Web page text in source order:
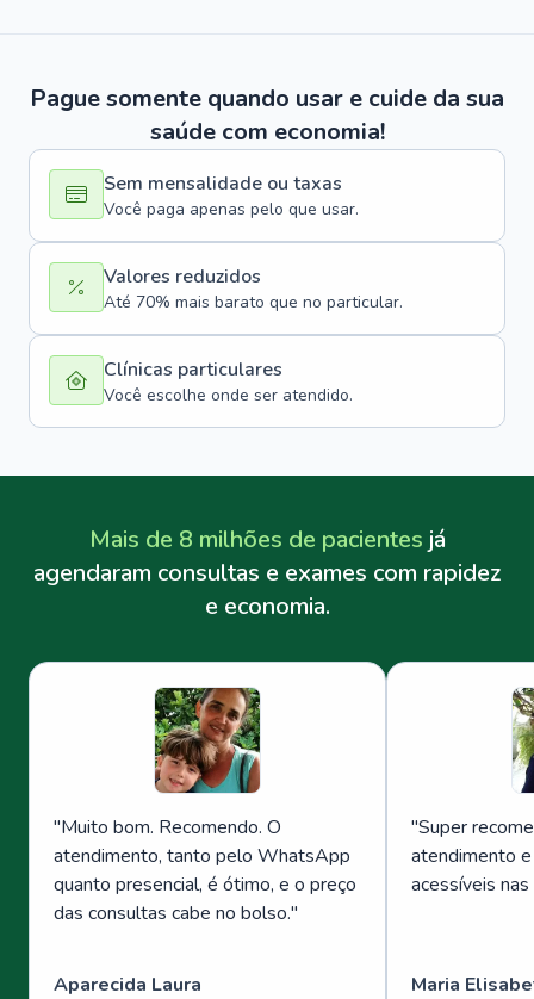
Pague somente quando usar e cuide da sua
saúde com economia!
Sem mensalidade ou taxas
Você paga apenas pelo que usar.
Valores reduzidos
Até 70% mais barato que no particular.
Clínicas particulares
Você escolhe onde ser atendido.
Mais de 8 milhões de pacientes já
agendaram consultas e exames com rapidez
e economia.
"Muito bom. Recomendo. O
atendimento, tanto pelo WhatsApp
quanto presencial, é ótimo, e o preço
das consultas cabe no bolso."
Aparecida Laura
"Super
atendimento
acessíveis
Maria